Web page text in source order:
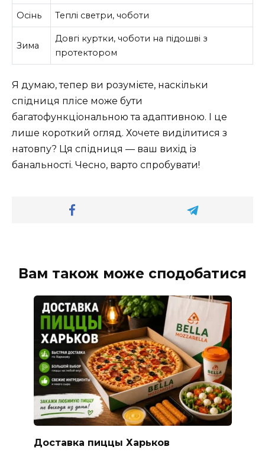
Осінь Теплі светри, чоботи
Зима
Довгі куртки, чоботи на підошві з
протектором
Я думаю, тепер ви розумієте, наскільки
спідниця плісе може бути
багатофункціональною та адаптивною. І це
лише короткий огляд. Хочете виділитися з
натовпу? Ця спідниця — ваш вихід із
банальності. Чесно, варто спробувати!
Вам також може сподобатися
Доставка пиццы Харьков